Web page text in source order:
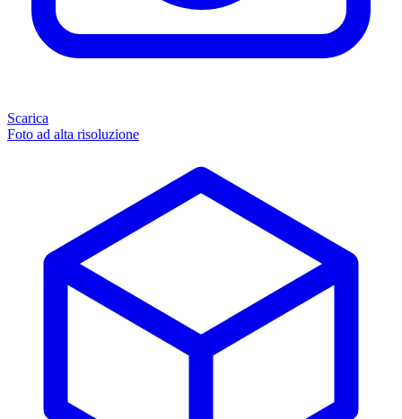
Scarica
Foto ad alta risoluzione